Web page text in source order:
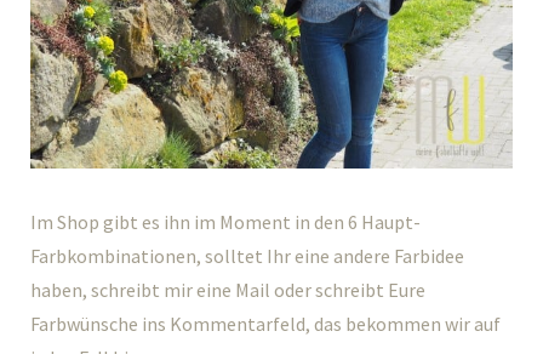
Im Shop gibt es ihn im Moment in den 6 Haupt-
Farbkombinationen, solltet Ihr eine andere Farbidee
haben, schreibt mir eine Mail oder schreibt Eure
Farbwünsche ins Kommentarfeld, das bekommen wir auf